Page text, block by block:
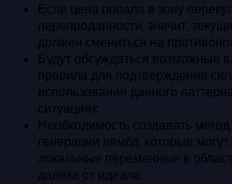
Если цена попала в зону
перепроданности, значит,
должен смениться на
Будут обсуждаться возможные
правила для подтверждения
использования данного
ситуациях.
Необходимость создавать
генерации лямбд, которые могут
локальные переменные в
далека от идеала.